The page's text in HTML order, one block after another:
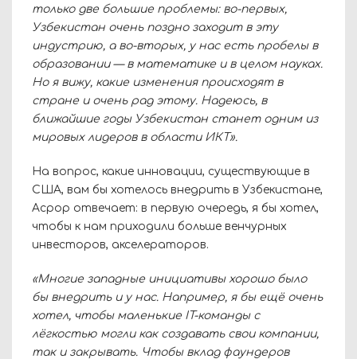
только две большие проблемы: во-первых,
Узбекистан очень поздно заходит в эту
индустрию, а во-вторых, у нас есть пробелы в
образовании — вматематике и в целом науках.
Но я вижу, какие изменения происходят в
стране и очень рад этому. Надеюсь, в
ближайшие годы Узбекистан станет одним из
мировых лидеров в области ИКТ».
На вопрос, какие инновации, существующие в
США, вам бы хотелось внедрить в Узбекистане,
Асрор отвечает: в первую очередь, я бы хотел,
чтобы к нам приходили больше венчурных
инвесторов, акселераторов.
«Многие западные инициативы хорошо было
бы внедрить и у нас. Например, я бы ещё очень
хотел, чтобы маленькие IT-команды с
лёгкостью могли как создавать свои компании,
так и закрывать. Чтобы вклад фаундеров